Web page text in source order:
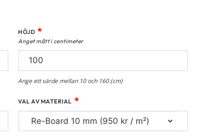
HÖJD *
Anget mått i centimeter
Ange ett värde mellan 10 och 160 (cm)
VAL AV MATERIAL *